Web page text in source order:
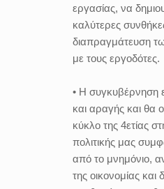
εργασίας, να
καλύτερες
διαπραγμάτευση
με τους εργοδότες.
• Η συγκυβέρνηση
και αραγής και θα
κύκλο της 4ετίας
πολιτικής μας
από το μνημόνιο,
της οικονομίας και